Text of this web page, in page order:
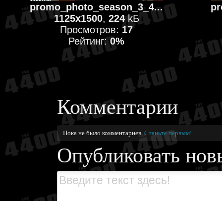
promo_photo_season_3_4...
1125x1500, 224kБ
Просмотров: 17
Рейтинг:0%
Комментарии
Пока не было комментариев. Станьте первым!
Опубликовать